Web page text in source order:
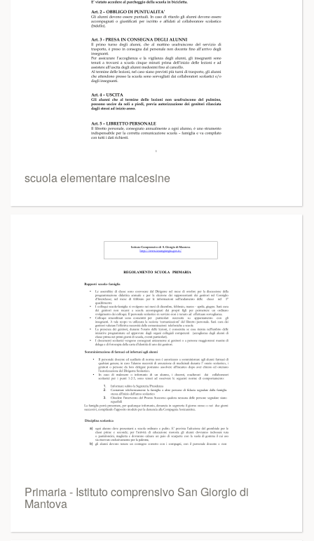
scuola elementare malcesine
Primaria - Istituto comprensivo San Giorgio di
Mantova